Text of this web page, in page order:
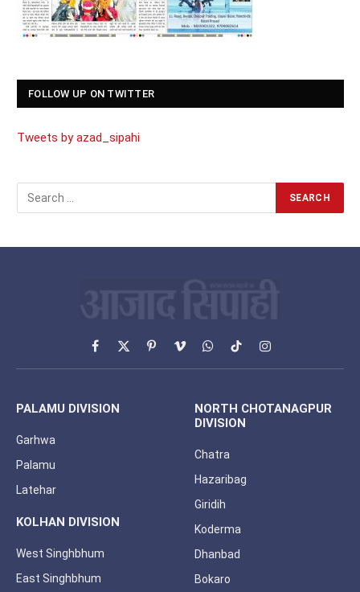
FOLLOW UP ON TWITTER
Tweets by azad_sipahi
Facebook
X
(Twitter)
PinterestVimeoWhatsApp
TikTokInstagram
PALAMU DIVISION
Garhwa
Palamu
Latehar
KOLHAN DIVISION
West Singhbhum
East Singhbhum
NORTH CHOTANAGPUR
DIVISION
Chatra
Hazaribag
Giridih
Koderma
Dhanbad
Bokaro